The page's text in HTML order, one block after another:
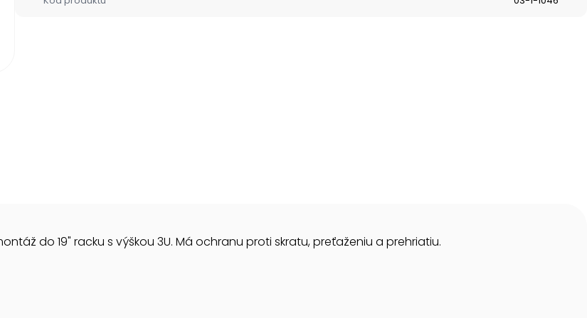
do 19" racku s výškou 3U. Má ochranu proti skratu, preťaženiu a prehriatiu.